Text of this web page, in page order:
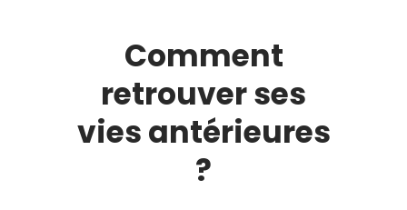
Comment
retrouver ses
vies antérieures
?